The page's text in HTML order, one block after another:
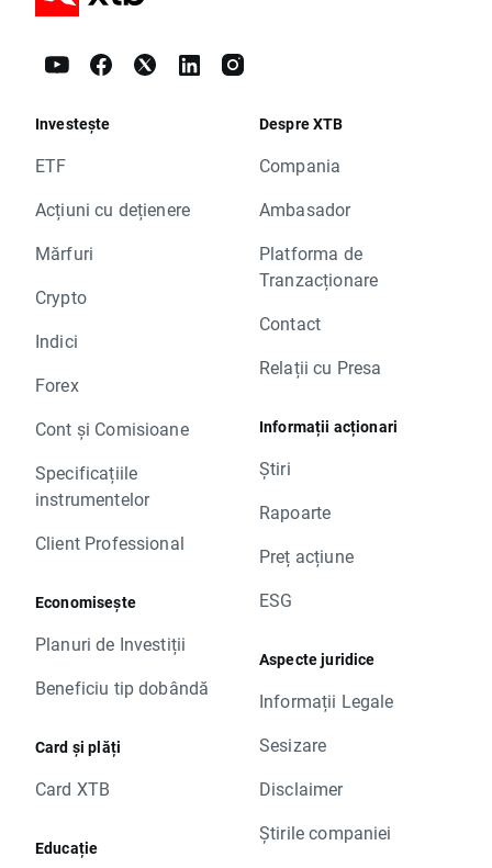
Investește
ETF
Acțiuni cu dețienere
Mărfuri
Crypto
Indici
Forex
Cont și Comisioane
Specificațiile
instrumentelor
Client Professional
Economisește
Planuri de Investiții
Beneficiu tip dobândă
Card și plăți
Card XTB
Educație
Despre XTB
Compania
Ambasador
Platforma de
Tranzacționare
Contact
Relații cu Presa
Informații acționari
Știri
Rapoarte
Preț acțiune
ESG
Aspecte juridice
Informații Legale
Sesizare
Disclaimer
Știrile companiei